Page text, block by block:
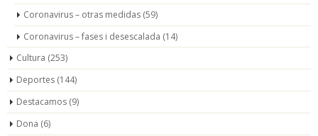
Coronavirus – otras medidas (59)
Coronavirus – fases i desescalada (14)
Cultura (253)
Deportes (144)
Destacamos (9)
Dona (6)